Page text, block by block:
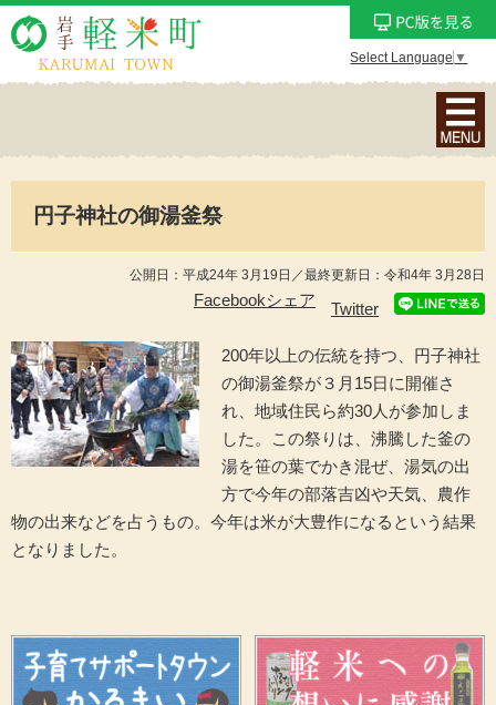
Select Language ▼
ナ
ビ
ン
メ
ュ
ー
を
表
示
円子神社の御湯釜祭
公開日：平成24年 3月19日／最終更新日：令和4年 3月28日
Facebookシェア Twitter
200年以上の伝統を持つ、円子神社
の御湯釜祭が３月15日に開催さ
れ、地域住民ら約30人が参加しま
した。この祭りは、沸騰した釜の
湯を笹の葉でかき混ぜ、湯気の出
方で今年の部落吉凶や天気、農作
物の出来などを占うもの。今年は米が大豊作になるという結果
となりました。